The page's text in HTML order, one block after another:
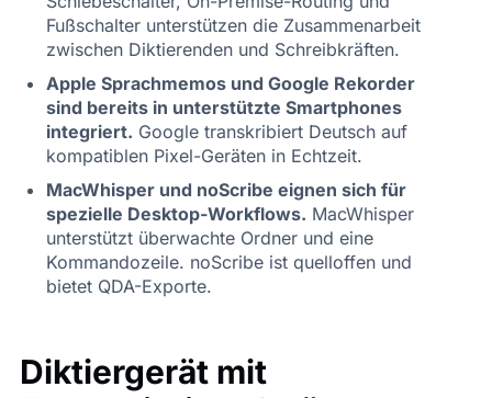
Fußschalter unterstützen die Zusammenarbeit
zwischen Diktierenden und Schreibkräften.
Apple Sprachmemos und Google Rekorder
sind bereits in unterstützte Smartphones
integriert. Google transkribiert Deutsch auf
kompatiblen Pixel-Geräten in Echtzeit.
MacWhisper und noScribe eignen sich für
spezielle Desktop-Workflows. MacWhisper
unterstützt überwachte Ordner und eine
Kommandozeile. noScribe ist quelloffen und
bietet QDA-Exporte.
Diktiergerät mit